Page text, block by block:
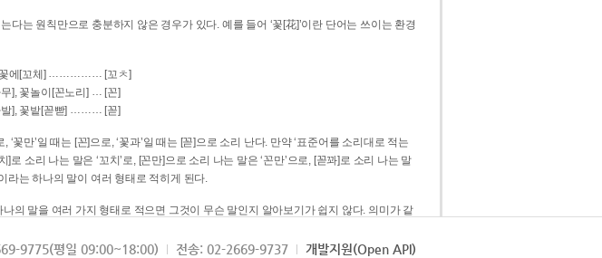
다는 원칙만으로 충분하지 않은 경우가 있다. 예를 들어 ‘꽃[花]’이란 단어는 쓰이는 환경
에[꼬체] …………… [꼬ㅊ]
], 꽃놀이[꼰노리] … [꼰]
], 꽃밭[꼳빧] ……… [꼳]
, ‘꽃만’일 때는 [꼰]으로, ‘꽃과’일 때는 [꼳]으로 소리 난다. 만약 ‘표준어를 소리대로 적는
만]으로 소리 나는 말은 ‘꼰만’으로, [꼳꽈]로 소리 나는 말
이라는 하나의 말이 여러 형태로 적히게 된다.
의 말을 여러 가지 형태로 적으면 그것이 무슨 말인지 알아보기가 쉽지 않다. 의미가 같
는 데 효과적이다.
9775(평일 09:00~18:00) 전송: 02-2669-9737 개발지원(Open API)